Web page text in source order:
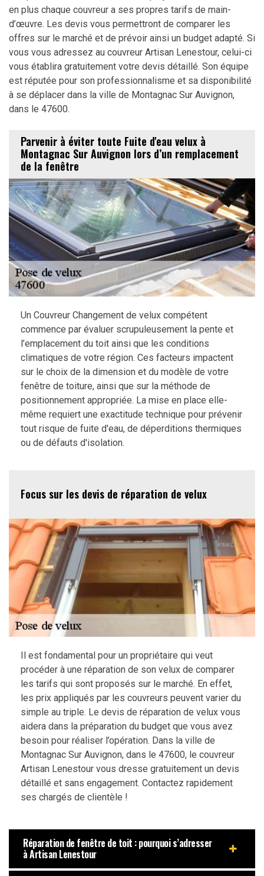
en plus chaque couvreur a ses propres tarifs de main-
d’œuvre. Les devis vous permettront de comparer les
offres sur le marché et de prévoir ainsi un budget adapté. Si
vous vous adressez au couvreur Artisan Lenestour, celui-ci
vous établira gratuitement votre devis détaillé. Son équipe
est réputée pour son professionnalisme et sa disponibilité
à se déplacer dans la ville de Montagnac Sur Auvignon,
dans le 47600.
Parvenir à éviter toute Fuite d'eau velux à
Montagnac Sur Auvignon lors d’un remplacement
de la fenêtre
Un Couvreur Changement de velux compétent
commence par évaluer scrupuleusement la pente et
l’emplacement du toit ainsi que les conditions
climatiques de votre région. Ces facteurs impactent
sur le choix de la dimension et du modèle de votre
fenêtre de toiture, ainsi que sur la méthode de
positionnement appropriée. La mise en place elle-
même requiert une exactitude technique pour prévenir
tout risque de fuite d'eau, de déperditions thermiques
ou de défauts d'isolation.
Focus sur les devis de réparation de velux
Il est fondamental pour un propriétaire qui veut
procéder à une réparation de son velux de comparer
les tarifs qui sont proposés sur le marché. En effet,
les prix appliqués par les couvreurs peuvent varier du
simple au triple. Le devis de réparation de velux vous
aidera dans la préparation du budget que vous avez
besoin pour réaliser l’opération. Dans la ville de
Montagnac Sur Auvignon, dans le 47600, le couvreur
Artisan Lenestour vous dresse gratuitement un devis
détaillé et sans engagement. Contactez rapidement
ses chargés de clientèle !
Réparation de fenêtre de toit : pourquoi s’adresser
à Artisan Lenestour